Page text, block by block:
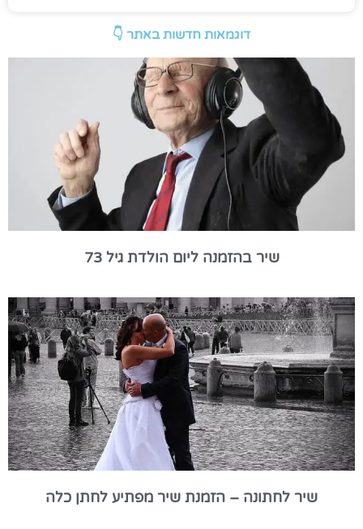
דוגמאות חדשות באתר 👇
שיר בהזמנה ליום הולדת גיל 73
שיר לחתונה – הזמנת שיר מפתיע לחתן כלה